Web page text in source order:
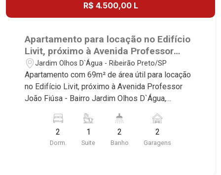
R$ 4.500,00 L
Apartamento para locação no Edifício
Livit, próximo à Avenida Professor
João Fiúsa - Ribeirão Preto/SP.
Jardim Olhos D`Água - Ribeirão Preto/SP
Apartamento com 69m² de área útil para locação
no Edifício Livit, próximo à Avenida Professor
João Fiúsa - Bairro Jardim Olhos D`Água,
deste imóvel que a Martinelli Imobiliária
selecionou para você: - 69m² de área útil - 2
dormitórios com armários sendo 1 suíte -
2
Dorm.
1
Suite
2
Banho
2
Garagens